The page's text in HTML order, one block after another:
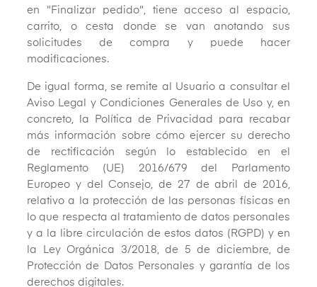
en "Finalizar pedido", tiene acceso al espacio,
carrito, o cesta donde se van anotando sus
solicitudes de compra y puede hacer
modificaciones.
De igual forma, se remite al Usuario a consultar el
Aviso Legal y Condiciones Generales de Uso y, en
concreto, la Política de Privacidad para recabar
más información sobre cómo ejercer su derecho
de rectificación según lo establecido en el
Reglamento (UE) 2016/679 del Parlamento
Europeo y del Consejo, de 27 de abril de 2016,
relativo a la protección de las personas físicas en
lo que respecta al tratamiento de datos personales
y a la libre circulación de estos datos (RGPD) y en
la Ley Orgánica 3/2018, de 5 de diciembre, de
Protección de Datos Personales y garantía de los
derechos digitales.